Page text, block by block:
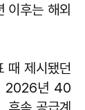
이후는 해외
때 제시됐던
2026년 40